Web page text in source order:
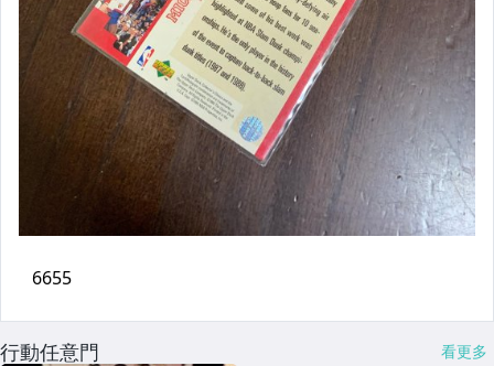
行動任意門 看更多